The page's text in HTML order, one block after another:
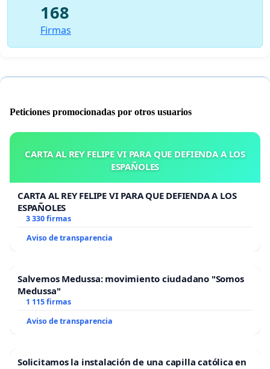
168
Firmas
Peticiones promocionadas por otros usuarios
CARTA AL REY FELIPE VI PARA QUE DEFIENDA A LOS
ESPAÑOLES
CARTA AL REY FELIPE VI PARA QUE DEFIENDA A LOS
ESPAÑOLES
3 330 firmas
Aviso de transparencia
Salvemos Medussa: movimiento ciudadano "Somos
Medussa"
1 115 firmas
Aviso de transparencia
Solicitamos la instalación de una capilla católica en